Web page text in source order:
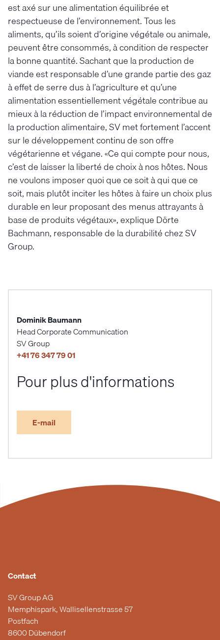
est axé sur une alimentation équilibrée et
respectueuse de l’environnement. Tous les
aliments, qu’ils soient d’origine végétale ou animale,
peuvent être consommés, à condition de respecter
la bonne quantité. Sachant que la production de
viande est responsable d’une grande partie des gaz
à effet de serre dus à l’agriculture et qu’une
alimentation essentiellement végétale contribue au
mieux à la réduction de l’impact environnemental de
la production alimentaire, SV met fortement l’accent
sur le développement continu de son offre
végétarienne et végane. «Ce qui compte pour nous,
c’est de laisser la liberté de choix à nos hôtes. Nous
ne voulons imposer quoi que ce soit à qui que ce
soit, mais plutôt inciter les hôtes à faire un choix plus
durable en leur proposant des menus attrayants à
base de produits végétaux», explique Dörte
Bachmann, responsable de la durabilité chez SV
Group.
Dominik Baumann
Head Corporate Communication
SV Group
+41 76 347 79 01
Pour plus d'informations
E-mail
Contact
SV Group AG
Memphispark, Wallisellenstrasse 57
Postfach
8600 Dübendorf